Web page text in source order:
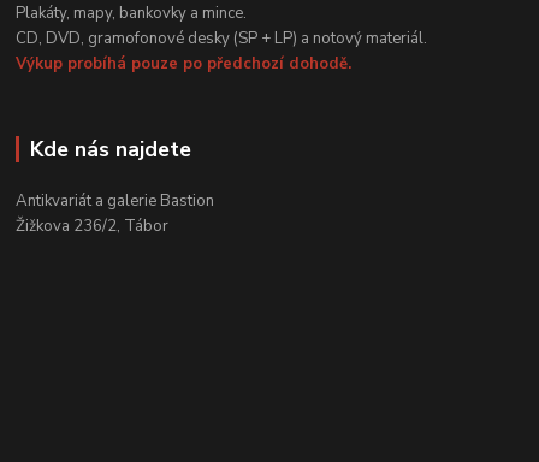
Plakáty, mapy, bankovky a mince.
CD, DVD, gramofonové desky (SP + LP) a notový materiál.
Výkup probíhá pouze po předchozí dohodě.
Kde nás najdete
Antikvariát a galerie Bastion
Žižkova 236/2, Tábor